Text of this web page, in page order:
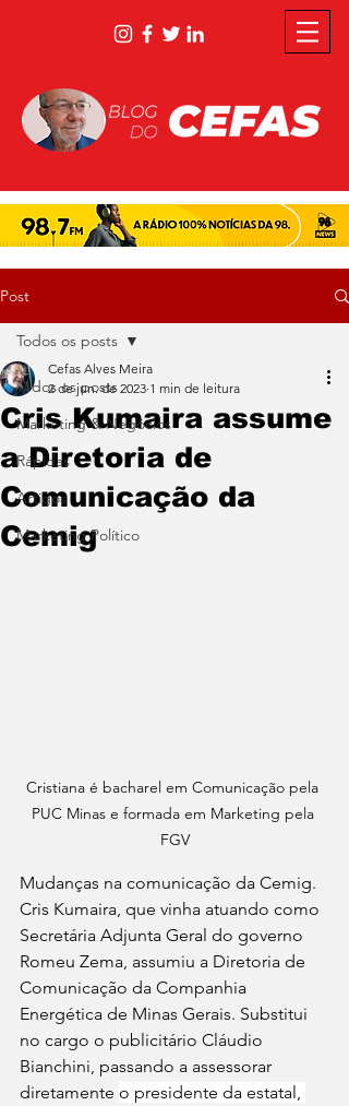
Post
Todos os posts
Marketing & Negócios
Rápidas
Artigos
Marketing Político
Todos os posts
Cris Kumaira assume
a Diretoria de
Comunicação da
Cemig
Cefas Alves Meira
2 de jun. de 2023 1 min de leitura
Cristiana é bacharel em Comunicação pela
PUC Minas e formada em Marketing pela
FGV
Mudanças na comunicação da Cemig.
Cris Kumaira, que vinha atuando como
Secretária Adjunta Geral do governo
Romeu Zema, assumiu a Diretoria de
Comunicação da Companhia
Energética de Minas Gerais. Substitui
no cargo o publicitário Cláudio
Bianchini, passando a assessorar
diretamente o presidente da estatal,